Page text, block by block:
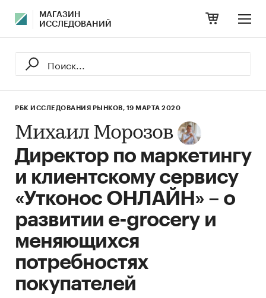
МАГАЗИН
ИССЛЕДОВАНИЙ
РБК ИССЛЕДОВАНИЯ РЫНКОВ, 19 МАРТА 2020
Михаил Морозов
Директор по маркетингу
и клиентскому сервису
«Утконос ОНЛАЙН» – о
развитии e-grocery и
меняющихся
потребностях
покупателей